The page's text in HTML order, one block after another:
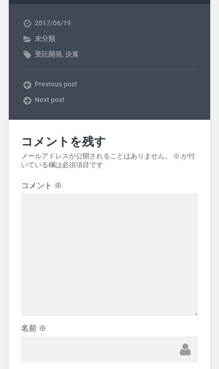
2017/06/19
未分類
受託開発,決算
Previous post
Next post
コメントを残す
メールアドレスが公開されることはありません。 ※ が付
いている欄は必須項目です
コメント ※
名前 ※